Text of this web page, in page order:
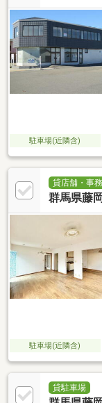
駐車場(近隣含)
貸店舗・事
群馬県藤
駐車場(近隣含)
貸駐車場